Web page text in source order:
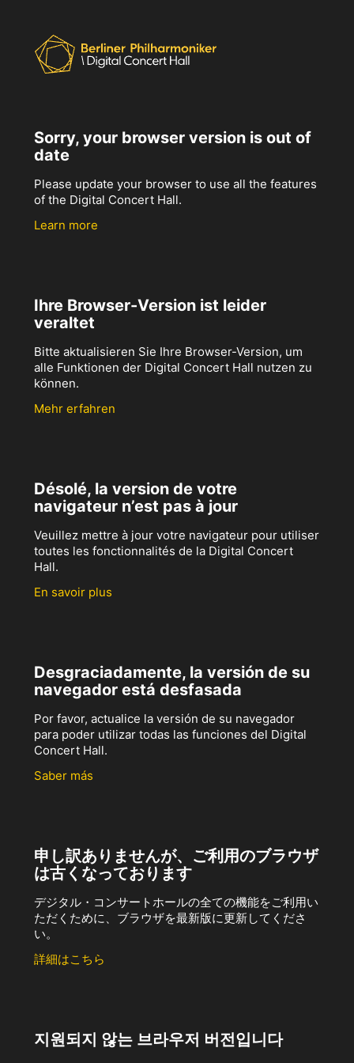
Sorry, your browser version is out of
date
Please update your browser to use all the features
of the Digital Concert Hall.
Learn more
Ihre Browser-Version ist leider
veraltet
Bitte aktualisieren Sie Ihre Browser-Version, um
alle Funktionen der Digital Concert Hall nutzen zu
können.
Mehr erfahren
Désolé, la version de votre
navigateur n’est pas à jour
Veuillez mettre à jour votre navigateur pour utiliser
toutes les fonctionnalités de la Digital Concert
Hall.
En savoir plus
Desgraciadamente, la versión de su
navegador está desfasada
Por favor, actualice la versión de su navegador
para poder utilizar todas las funciones del Digital
Concert Hall.
Saber más
申し訳ありませんが、ご利用のブラウザ
は古くなっております
デジタル・コンサートホールの全ての機能をご利用い
ただくために、ブラウザを最新版に更新してくださ
い。
詳細はこちら
지원되지 않는 브라우저 버전입니다